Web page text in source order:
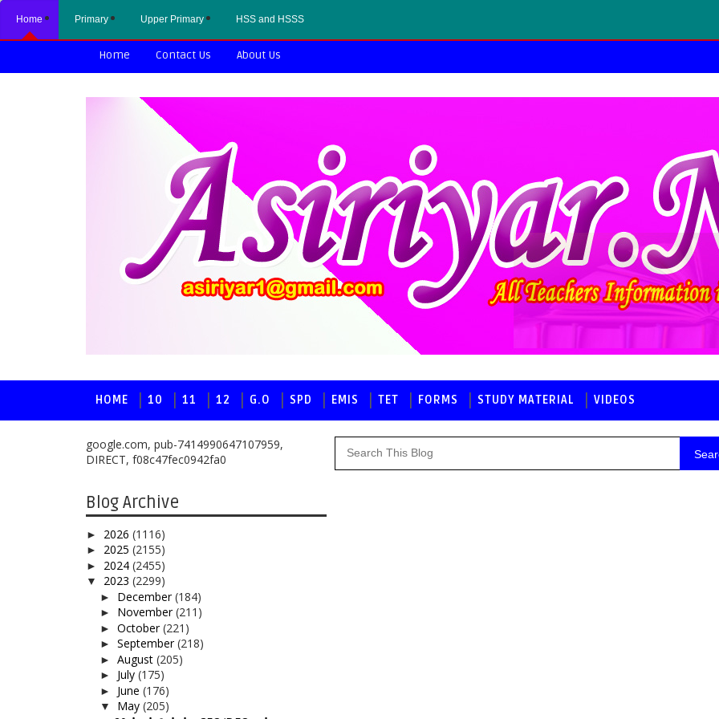
Home Primary Upper Primary HSS and HSSS
Home Contact Us About Us
HOME 10 11 12 G.O SPD EMIS TET FORMS STUDY MATERIAL VIDEOS
google.com, pub-7414990647107959,
DIRECT, f08c47fec0942fa0
Blog Archive
► 2026 (1116)
► 2025 (2155)
► 2024 (2455)
▼ 2023 (2299)
► December(184)
► November(211)
► October(221)
► September(218)
► August (205)
► July (175)
► June (176)
▼ May (205)